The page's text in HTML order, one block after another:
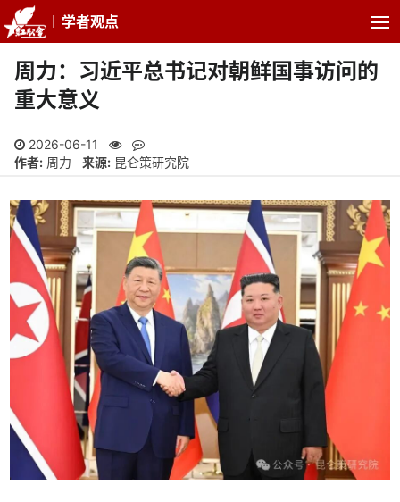
学者观点
周力：习近平总书记对朝鲜国事访问的
重大意义
2026-06-11
作者: 周力 来源: 昆仑策研究院